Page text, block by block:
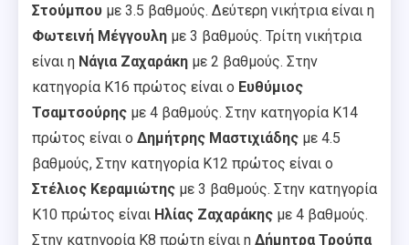
Στούμπου με 3.5 βαθμούς. Δεύτερη νικήτρια είναι η
Φωτεινή Μέγγουλη με 3 βαθμούς. Τρίτη νικήτρια
είναι η Νάγια Ζαχαράκη με 2 βαθμούς. Στην
κατηγορία Κ16 πρώτος είναι ο Ευθύμιος
Τσαμτσούρης με 4 βαθμούς. Στην κατηγορία Κ14
πρώτος είναι ο Δημήτρης Μαστιχιάδης με 4.5
βαθμούς, Στην κατηγορία Κ12 πρώτος είναι ο
Στέλιος Κεραμιώτης με 3 βαθμούς. Στην κατηγορία
Κ10 πρώτος είναι Ηλίας Ζαχαράκης με 4 βαθμούς.
Στην κατηγορία Κ8 πρώτη είναι η Δήμητρα Τρούπα